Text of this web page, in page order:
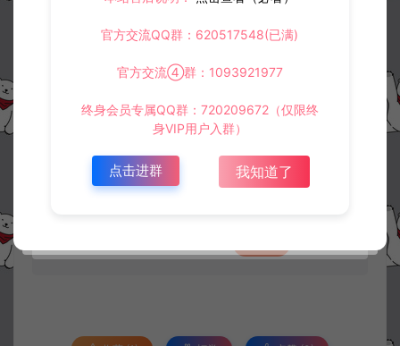
官方交流QQ群：620517548(已满)
官方交流④群：1093921977
终身会员专属QQ群：720209672（仅限终
身VIP用户入群）
点击进群 我知道了